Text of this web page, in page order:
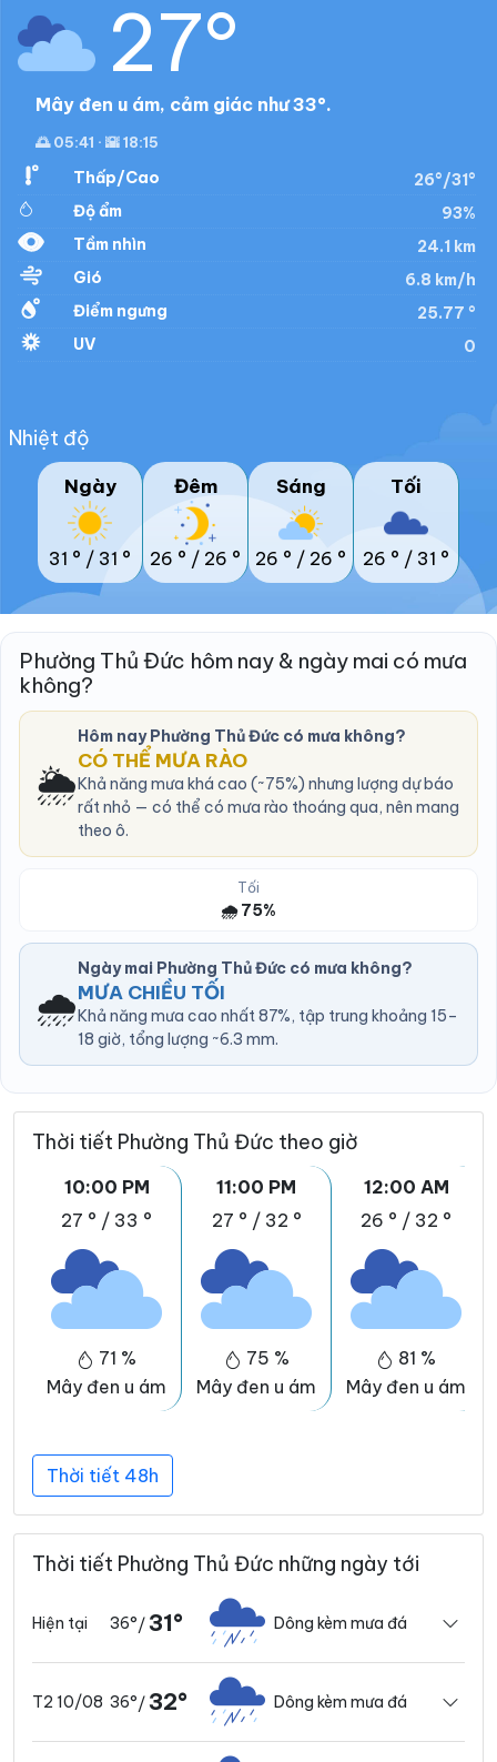
27°
Mây đen u ám, cảm giác như 33°.
🌅 05:41 · 🌇 18:15
Thấp/Cao
26°/31°
Độ ẩm
93%
Tầm nhìn
24.1 km
Gió
6.8 km/h
Điểm ngưng
25.77 °
UV
0
Nhiệt độ
Ngày
31 ° / 31 °
Đêm
26 ° / 26 °
Sáng
26 ° / 26 °
Tối
26 ° / 31 °
Phường Thủ Đức hôm nay & ngày mai có mưa
không?
🌦️
Hôm nay Phường Thủ Đức có mưa không?
CÓ THỂ MƯA RÀO
Khả năng mưa khá cao (~75%) nhưng lượng dự báo
rất nhỏ — có thể có mưa rào thoáng qua, nên mang
theo ô.
Tối
🌧️ 75%
🌧️
Ngày mai Phường Thủ Đức có mưa không?
MƯA CHIỀU TỐI
Khả năng mưa cao nhất 87%, tập trung khoảng 15–
18 giờ, tổng lượng ~6.3 mm.
Thời tiết Phường Thủ Đức theo giờ
10:00 PM
27 ° / 33 °
71 %
Mây đen u ám
11:00 PM
27 ° / 32 °
75 %
Mây đen u ám
12:00 AM
26 ° / 32 °
81 %
Mây đen u ám
Thời tiết 48h
Thời tiết Phường Thủ Đức những ngày tới
Hiện tại 36°/ 31° Dông kèm mưa đá
T2 10/08 36°/ 32° Dông kèm mưa đá